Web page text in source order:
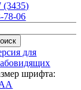
(3435)
78-06
для
шрифта:
A